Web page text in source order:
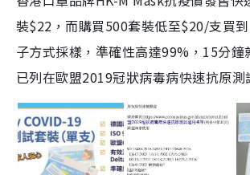
裝$22，而購買500套裝低至$20/支買
子方式採樣，準確性高達99%，15分鐘
已列在歐盟2019冠狀病毒病快速抗原測